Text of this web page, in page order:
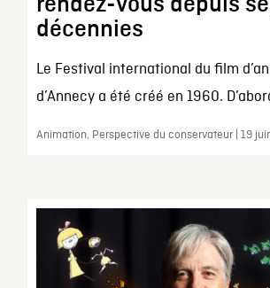
décennies
Le Festival international du film
d’Annecy a été créé en 1960.
Animation, Perspective du conservateur | 19